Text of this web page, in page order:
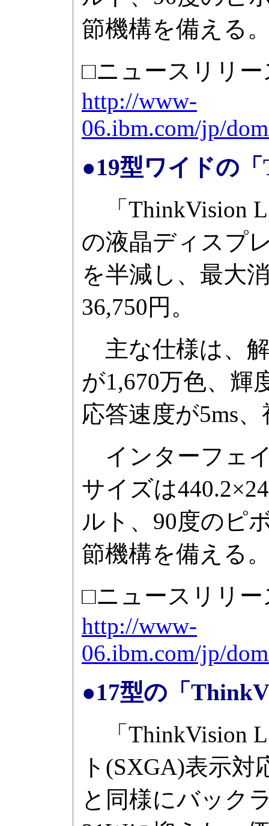
節機構を備える
□ニュースリリー
http://www-
06.ibm.com/jp/
●19型ワイドの
「ThinkVision
の液晶ディスプ
を半減し、最大
36,750円。
主な仕様は、
が1,670万色、輝
応答速度が5ms
インターフェ
サイズは
ルト、90度のピ
節機構を備える
□ニュースリリー
http://www-
06.ibm.com/jp/
●17型の「
「ThinkVision
ト(SXGA)表示
と同様にバック